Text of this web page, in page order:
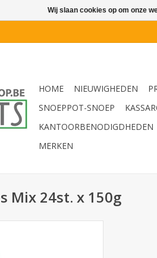
HOME NIEUWIGHEDEN
SNOEPPOT-SNOEP
KANTOORBENODIGDHEDEN
MERKEN
Mix 24st. x 150g
Wij slaan cookies op om onze